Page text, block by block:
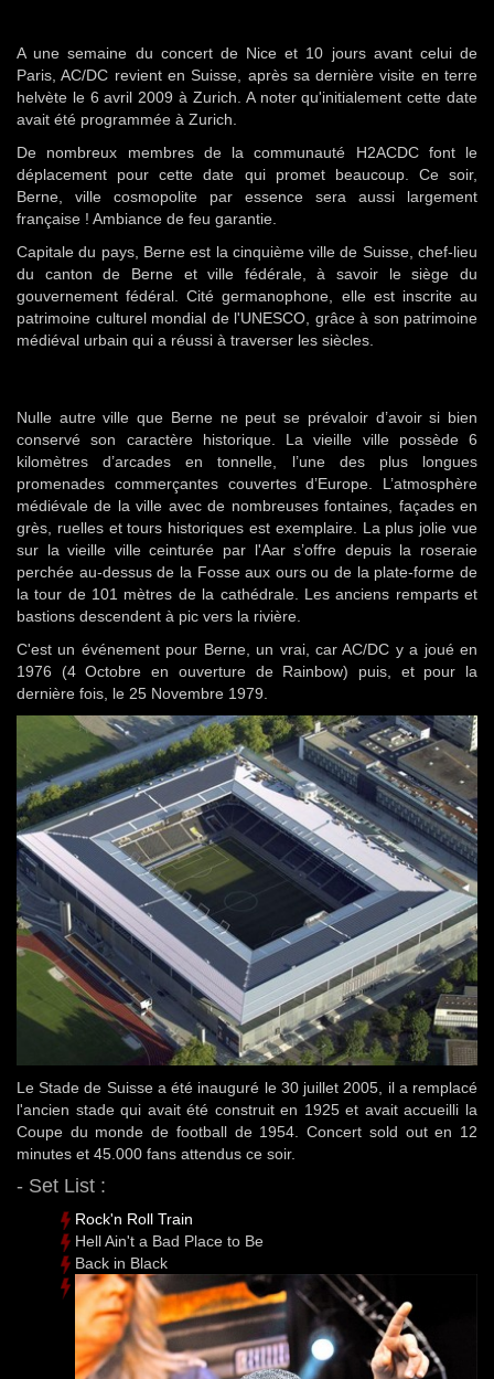
A une semaine du concert de Nice et 10 jours avant celui de
Paris, AC/DC revient en Suisse, après sa dernière visite en terre
helvète le 6 avril 2009 à Zurich. A noter qu'initialement cette date
avait été programmée à Zurich.
De nombreux membres de la communauté H2ACDC font le
déplacement pour cette date qui promet beaucoup. Ce soir,
Berne, ville cosmopolite par essence sera aussi largement
française ! Ambiance de feu garantie.
Capitale du pays, Berne est la cinquième ville de Suisse, chef-lieu
du canton de Berne et ville fédérale, à savoir le siège du
gouvernement fédéral. Cité germanophone, elle est inscrite au
patrimoine culturel mondial de l'UNESCO, grâce à son patrimoine
médiéval urbain qui a réussi à traverser les siècles.
Nulle autre ville que Berne ne peut se prévaloir d’avoir si bien
conservé son caractère historique. La vieille ville possède 6
kilomètres d’arcades en tonnelle, l’une des plus longues
promenades commerçantes couvertes d’Europe. L’atmosphère
médiévale de la ville avec de nombreuses fontaines, façades en
grès, ruelles et tours historiques est exemplaire. La plus jolie vue
sur la vieille ville ceinturée par l'Aar s’offre depuis la roseraie
perchée au-dessus de la Fosse aux ours ou de la plate-forme de
la tour de 101 mètres de la cathédrale. Les anciens remparts et
bastions descendent à pic vers la rivière.
C'est un événement pour Berne, un vrai, car AC/DC y a joué en
1976 (4 Octobre en ouverture de Rainbow) puis, et pour la
dernière fois, le 25 Novembre 1979.
Le Stade de Suisse a été inauguré le 30 juillet 2005, il a remplacé
l'ancien stade qui avait été construit en 1925 et avait accueilli la
Coupe du monde de football de 1954. Concert sold out en 12
minutes et 45.000 fans attendus ce soir.
- Set List :
Rock'n Roll Train
Hell Ain't a Bad Place to Be
Back in Black